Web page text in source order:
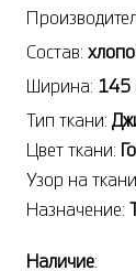
Состав:
Ширина: 145
Тип ткани:
Цвет ткани:
Узор на
Назначение:
Наличие: